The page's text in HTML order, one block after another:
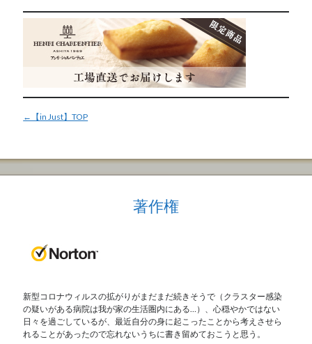
←【in Just】TOP
著作権
新型コロナウィルスの拡がりがまだまだ続きそうで（クラスター感染
の疑いがある病院は我が家の生活圏内にある…）、心穏やかではない
日々を過ごしているが、最近自分の身に起こったことから考えさせら
れることがあったので忘れないうちに書き留めておこうと思う。